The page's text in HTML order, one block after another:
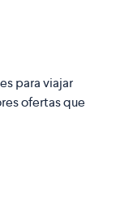
para viajar
ofertas que